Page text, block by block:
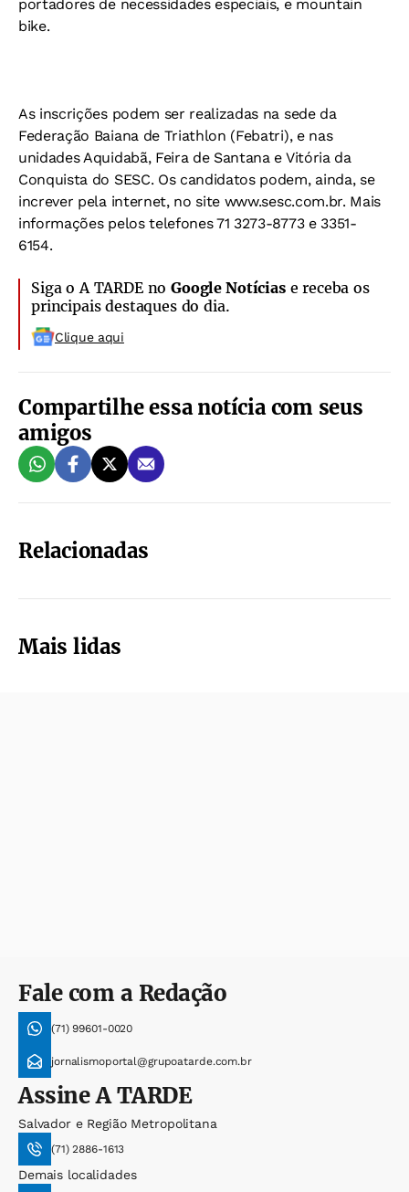
portadores de necessidades especiais, e mountain
bike.
As inscrições podem ser realizadas na sede da
Federação Baiana de Triathlon (Febatri), e nas
unidades Aquidabã, Feira de Santana e Vitória da
Conquista do SESC. Os candidatos podem, ainda, se
increver pela internet, no site www.sesc.com.br. Mais
informações pelos telefones 71 3273-8773 e 3351-
6154.
Siga o A TARDE noGoogle Notíciase receba os
principais destaques do dia.
Clique aqui
Compartilhe essa notícia com seus
amigos
Relacionadas
Mais lidas
Fale com a Redação
(71) 99601-0020
jornalismoportal@grupoatarde.com.br
AssineA TARDE
Salvador e Região Metropolitana
(71) 2886-1613
Demais localidades